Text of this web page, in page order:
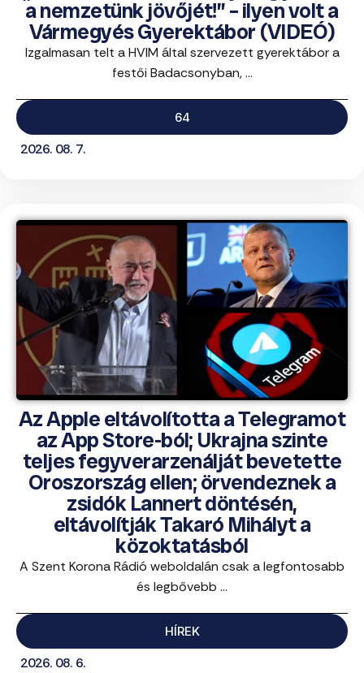
a nemzetünk jövőjét!” – ilyen volt a
Vármegyés Gyerektábor (VIDEÓ)
Izgalmasan telt a HVIM által szervezett gyerektábor a
festői Badacsonyban, ...
64
2026. 08. 7.
Az Apple eltávolította a Telegramot
az App Store-ból; Ukrajna szinte
teljes fegyverarzenálját bevetette
Oroszország ellen; örvendeznek a
zsidók Lannert döntésén,
eltávolítják Takaró Mihályt a
közoktatásból
A Szent Korona Rádió weboldalán csak a legfontosabb
és legbővebb ...
HÍREK
2026. 08. 6.